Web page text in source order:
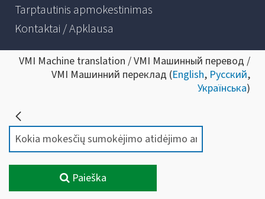
Tarptautinis apmokestinimas
Kontaktai / Apklausa
VMI Machine translation / VMI Машинный перевод /
VMI Машинний переклад (English, Русский,
Українська)
Paieška